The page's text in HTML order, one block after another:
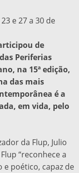
e 27 a 30 de
de
Periferias
na 15ª edição,
das mais
é a
em vida, pelo
da Flup, Julio
“reconhece a
poético, capaz de